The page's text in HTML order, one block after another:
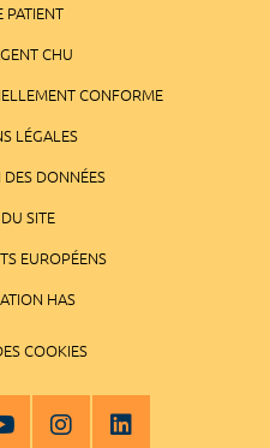
PATIENT
CHU
CONFORME
LÉGALES
DONNÉES
SITE
EUROPÉENS
HAS
COOKIES